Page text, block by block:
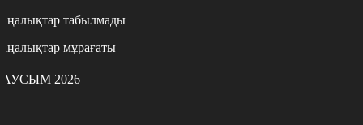
табылмады
мұрағаты
2026